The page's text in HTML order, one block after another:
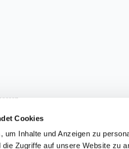
Cookies
um Inhalte und Anzeigen zu
Zugriffe auf unsere Website zu